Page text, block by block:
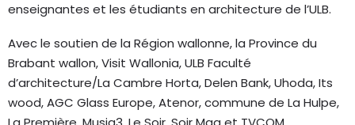
enseignantes et les étudiants en architecture de l’ULB.
Avec le soutien de la Région wallonne, la Province du
Brabant wallon, Visit Wallonia, ULB Faculté
d’architecture/La Cambre Horta, Delen Bank, Uhoda, Its
wood, AGC Glass Europe, Atenor, commune de La Hulpe,